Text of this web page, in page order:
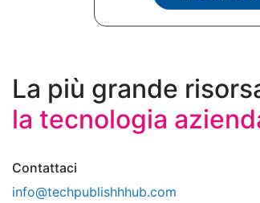
La più grande
la tecnologia
Contattaci
info@techpublishhhub.com